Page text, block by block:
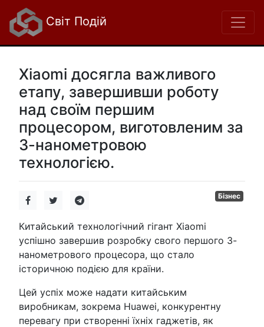
Світ Подій
Xiaomi досягла важливого
етапу, завершивши роботу
над своїм першим
процесором, виготовленим за
3-нанометровою
технологією.
Бізнес
Китайський технологічний гігант Xiaomi
успішно завершив розробку свого першого 3-
нанометрового процесора, що стало
історичною подією для країни.
Цей успіх може надати китайським
виробникам, зокрема Huawei, конкурентну
перевагу при створенні їхніх гаджетів, як